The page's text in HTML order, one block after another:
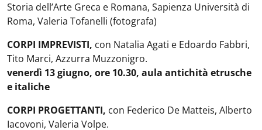
Storia dell’Arte Greca e Romana, Sapienza Università di
Roma, Valeria Tofanelli (fotografa)
CORPI IMPREVISTI, con Natalia Agati e Edoardo Fabbri,
Tito Marci, Azzurra Muzzonigro.
venerdì 13 giugno, ore 10.30, aula antichità etrusche
e italiche
CORPI PROGETTANTI, con Federico De Matteis, Alberto
Iacovoni, Valeria Volpe.